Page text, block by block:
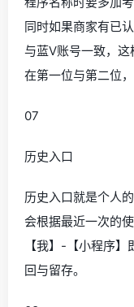
同时如果商家有已
与蓝V账号一致，
在第一位与第二位
07
历史入口
历史入口就是个人
会根据最近一次的
【我】-【小程序
回与留存。